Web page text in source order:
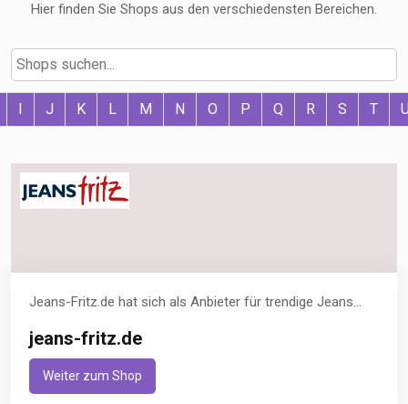
Hier finden Sie Shops aus den verschiedensten Bereichen.
I J K L M N O P Q R S T
Jeans-Fritz.de hat sich als Anbieter für trendige Jeans...
jeans-fritz.de
Weiter zum Shop